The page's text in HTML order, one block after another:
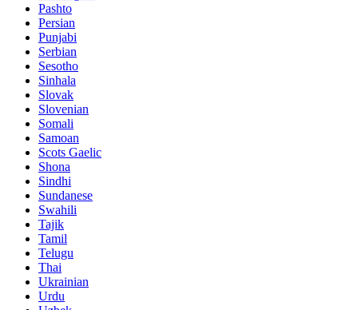
Pashto
Persian
Punjabi
Serbian
Sesotho
Sinhala
Slovak
Slovenian
Somali
Samoan
Scots Gaelic
Shona
Sindhi
Sundanese
Swahili
Tajik
Tamil
Telugu
Thai
Ukrainian
Urdu